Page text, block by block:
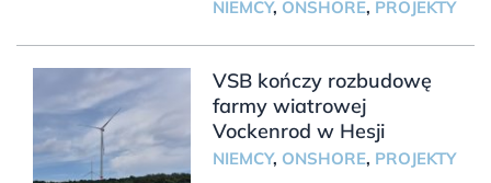
NIEMCY, ONSHORE, PROJEKTY
VSB kończy rozbudowę
farmy wiatrowej
Vockenrod w Hesji
NIEMCY, ONSHORE, PROJEKTY